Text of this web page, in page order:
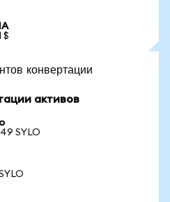
$
конвертации
активов
SYLO